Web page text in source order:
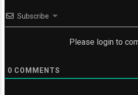
Subscribe
Please login to
0 COMMENTS